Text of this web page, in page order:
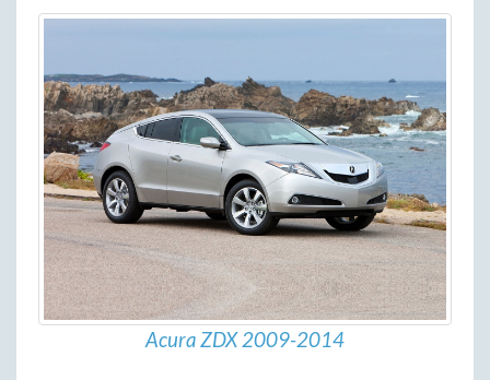
Acura ZDX 2009-2014